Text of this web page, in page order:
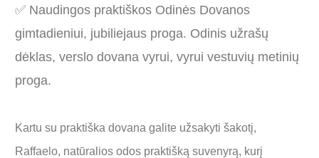
✅ Naudingos praktiškos Odinės Dovanos
gimtadieniui, jubiliejaus proga. Odinis užrašų
dėklas, verslo dovana vyrui, vyrui vestuvių metinių
proga.
Kartu su praktiška dovana galite užsakyti šakotį,
Raffaelo, natūralios odos praktišką suvenyrą, kurį